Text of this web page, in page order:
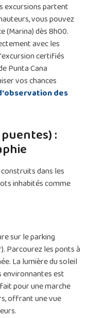
excursions partent
vous pouvez
(Marina) dès 8h00.
avec les
certifiés
Punta Cana
vos chances
des
:
dans les
inhabités comme
sur le parking
Parcourez les ponts à
La lumière du soleil
environnantes est
pour une marche
offrant une vue